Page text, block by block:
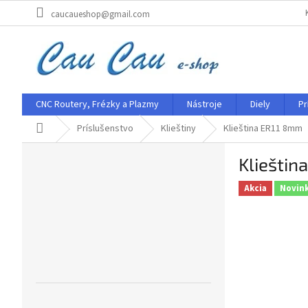
caucaueshop@gmail.com
CNC Routery, Frézky a Plazmy Nástroje Diely
DomovPríslušenstvo Klieštiny Klieština ER11 8mm
Akcia